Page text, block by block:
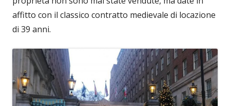
affitto con il classico contratto medievale di locazione
di 39 anni.